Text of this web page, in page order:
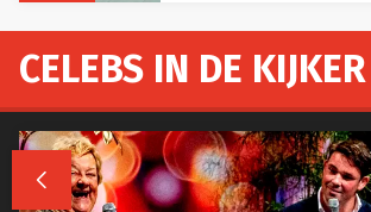
CELEBS IN DE KIJKER
